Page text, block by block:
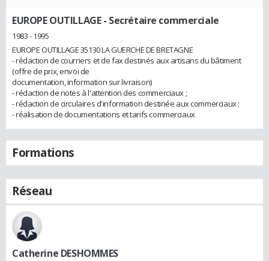
EUROPE OUTILLAGE- Secrétaire commerciale
1983 - 1995
EUROPE OUTILLAGE 35130 LA GUERCHE DE BRETAGNE
- rédaction de courriers et de fax destinés aux artisans du bâtiment
(offre de prix, envoi de
documentation, information sur livraison)
- rédaction de notes à l'attention des commerciaux ;
- rédaction de circulaires d'information destinée aux commerciaux ;
- réalisation de documentations et tarifs commerciaux
Formations
Réseau
Catherine DESHOMMES